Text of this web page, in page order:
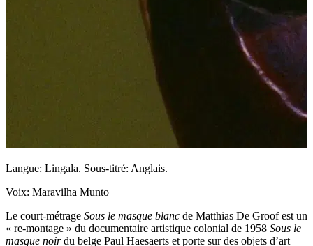
Langue: Lingala. Sous-titré: Anglais.
Voix: Maravilha Munto
Le court-métrage Sous le masque blanc de Matthias De Groof est un
« re-montage » du documentaire artistique colonial de 1958 Sous le
masque noirdu belge Paul Haesaerts et porte sur des objets d’art